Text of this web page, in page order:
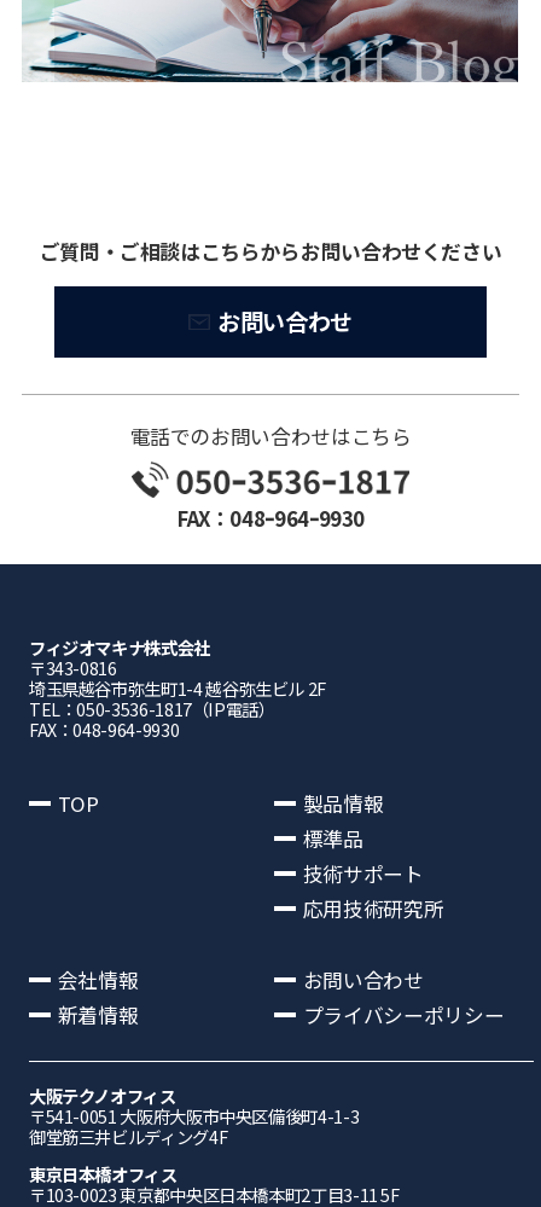
ご質問・ご相談はこちらからお問い合わせください
お問い合わせ
電話でのお問い合わせはこちら
FAX：048ｰ964ｰ9930
フィジオマキナ株式会社
〒343-0816
埼⽟県越⾕市弥⽣町1-4 越⾕弥⽣ビル 2F
TEL：050-3536-1817（IP電話）
FAX：048-964-9930
TOP
製品情報
標準品
技術サポート
応用技術研究所
会社情報
新着情報
お問い合わせ
プライバシーポリシー
大阪テクノオフィス
〒541-0051 ⼤阪府⼤阪市中央区備後町4-1-3
御堂筋三井ビルディング4F
東京日本橋オフィス
〒103-0023 東京都中央区日本橋本町2丁目3-11 5F